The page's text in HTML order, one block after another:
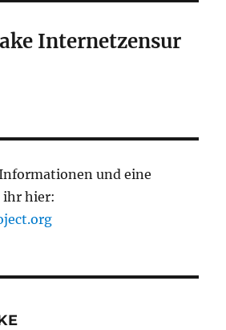
Internetzensur
und eine
hier: